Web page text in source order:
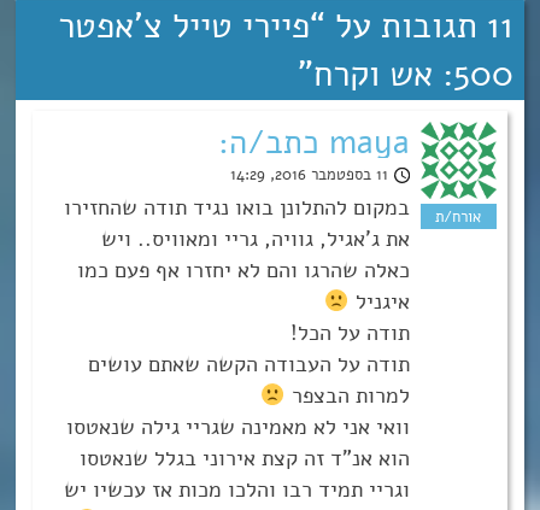
11 תגובות על “
פיירי טייל צ’אפטר
500: אש וקרח
”
maya כתב/ה:
11 בספטמבר 2016, 14:29
במקום להתלונן בואו נגיד תודה שהחזירו
את ג’אגיל, גוויה, גריי ומאוויס.. ויש
כאלה שהרגו והם לא יחזרו אף פעם כמו
איגניל
תודה על הכל!
תודה על העבודה הקשה שאתם עושים
למרות הבצפר
וואי אני לא מאמינה שגריי גילה שנאטסו
הוא אנ”ד זה קצת אירוני בגלל שנאטסו
וגריי תמיד רבו והלכו מכות אז עכשיו יש